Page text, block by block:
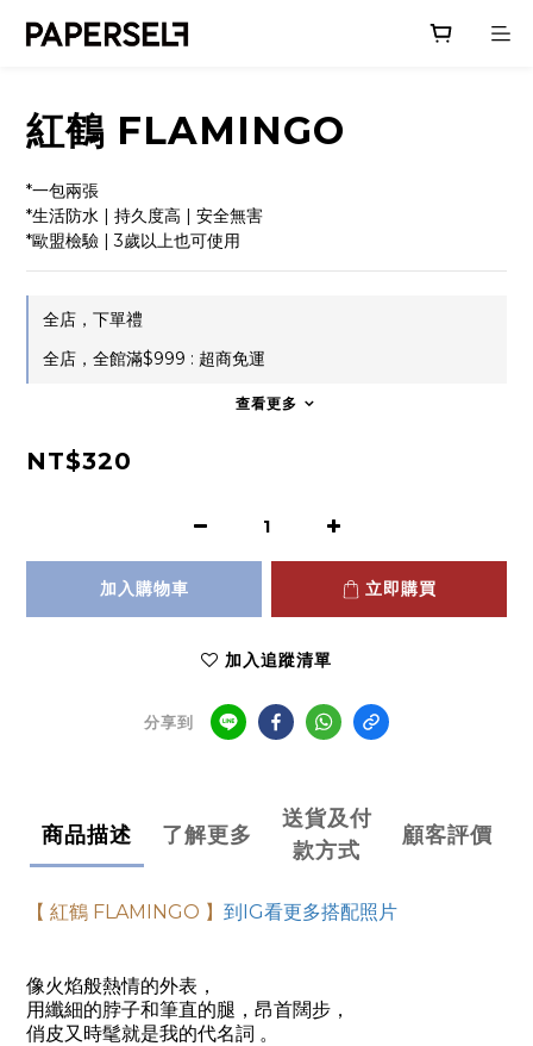
紅鶴 FLAMINGO
*一包兩張
*生活防水 | 持久度高 | 安全無害
*歐盟檢驗 | 3歲以上也可使用
全店，下單禮
全店，全館滿$999 : 超商免運
查看更多
NT$320
加入購物車 立即購買
加入追蹤清單
分享到
商品描述 了解更多
送貨及付
款方式
顧客評價
【 紅鶴 FLAMINGO 】 到IG看更多搭配照片
像火焰般熱情的外表，
用纖細的脖子和筆直的腿，昂首闊步，
俏皮又時髦就是我的代名詞 。